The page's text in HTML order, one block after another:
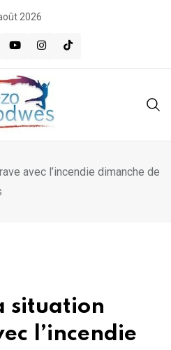
2026
avec l’incendie dimanche de
situation
l’incendie